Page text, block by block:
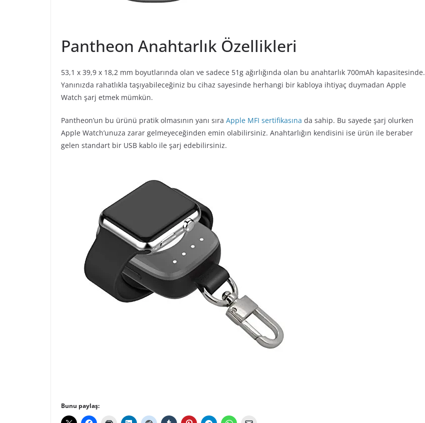
Pantheon Anahtarlık Özellikleri
53,1 x 39,9 x 18,2 mm boyutlarında olan ve sadece 51g ağırlığında olan bu anahtarlık 700mAh kapasitesinde.
Yanınızda rahatlıkla taşıyabileceğiniz bu cihaz sayesinde herhangi bir kabloya ihtiyaç duymadan Apple
Watch şarj etmek mümkün.
Pantheon’un bu ürünü pratik olmasının yanı sıra Apple MFI sertifikasına da sahip. Bu sayede şarj olurken
Apple Watch’unuza zarar gelmeyeceğinden emin olabilirsiniz. Anahtarlığın kendisini ise ürün ile beraber
gelen standart bir USB kablo ile şarj edebilirsiniz.
Bunu paylaş: